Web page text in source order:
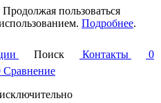
пользоваться
Подробнее.
Поиск Контакты
0
Сравнение